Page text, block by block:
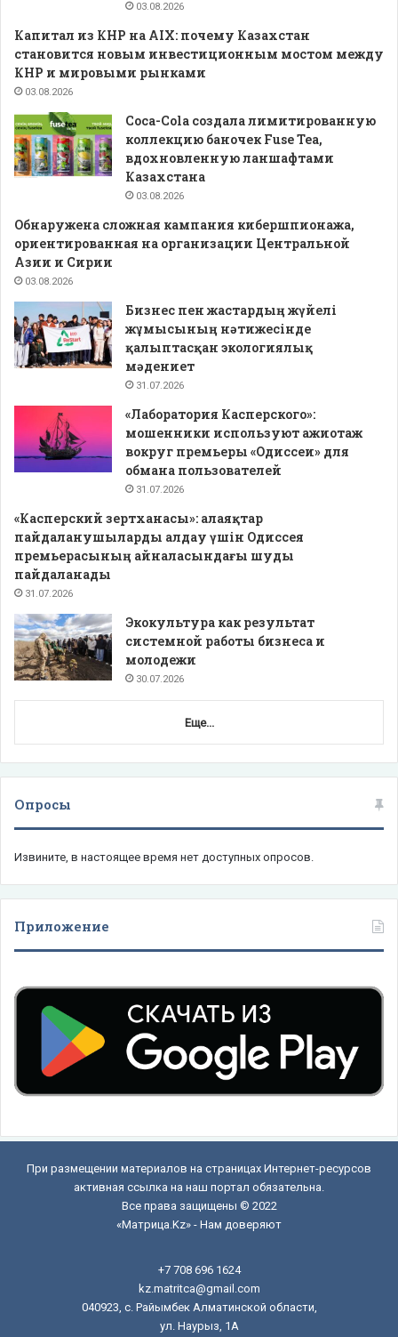
03.08.2026
Капитал из КНР на AIX: почему Казахстан
становится новым инвестиционным мостом между
КНР и мировыми рынками
03.08.2026
Coca-Cola создала лимитированную
коллекцию баночек Fuse Tea,
вдохновленную ланшафтами
Казахстана
03.08.2026
Обнаружена сложная кампания кибершпионажа,
ориентированная на организации Центральной
Азии и Сирии
03.08.2026
Бизнес пен жастардың жүйелі
жұмысының нәтижесінде
қалыптасқан экологиялық
мәдениет
31.07.2026
«Лаборатория Касперского»:
мошенники используют ажиотаж
вокруг премьеры «Одиссеи» для
обмана пользователей
31.07.2026
«Касперский зертханасы»: алаяқтар
пайдаланушыларды алдау үшін Одиссея
премьерасының айналасындағы шуды
пайдаланады
31.07.2026
Экокультура как результат
системной работы бизнеса и
молодежи
30.07.2026
Еще...
Опросы
Извините, в настоящее время нет доступных опросов.
Приложение
При размещении материалов на страницах Интернет-ресурсов
активная ссылка на наш портал обязательна.
Все права защищены © 2022
«Матрица.Kz» - Нам доверяют
+7 708 696 1624
kz.matritca@gmail.com
040923, с. Райымбек Алматинской области,
ул. Наурыз, 1А